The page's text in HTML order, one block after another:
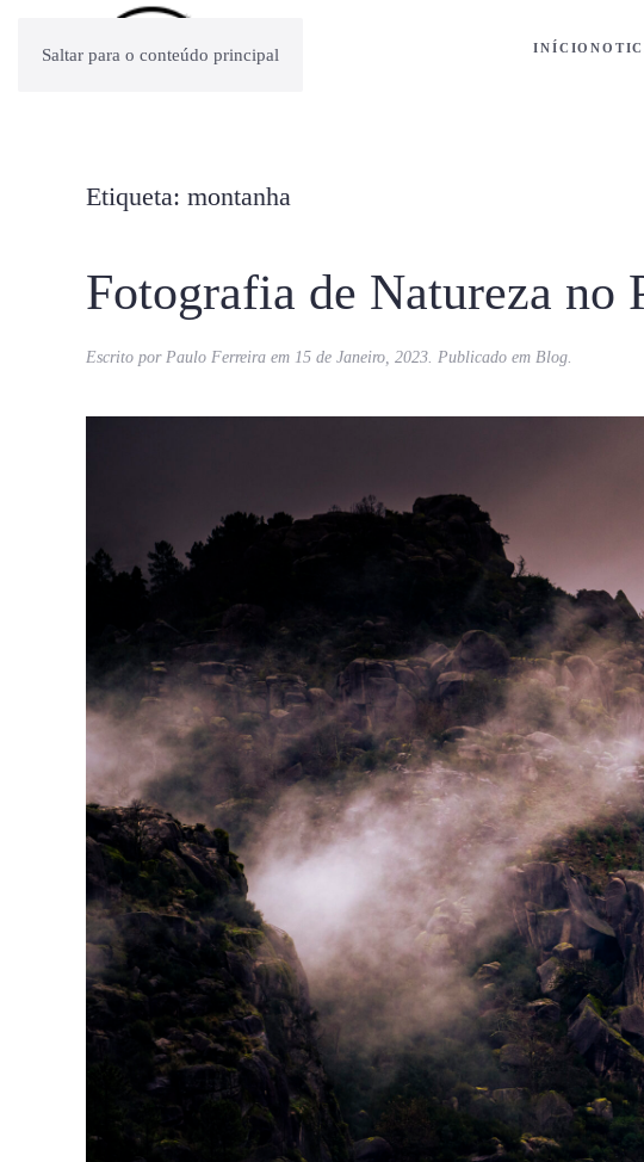
Saltar para o conteúdo principal INÍCIO
Etiqueta: montanha
Fotografia de Natureza no
Escrito por Paulo Ferreira em 15 de Janeiro, 2023. Publicado em Blog.